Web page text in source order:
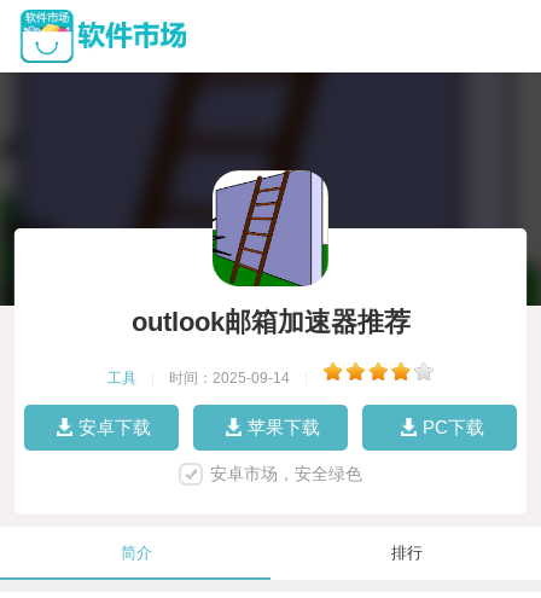
outlook邮箱加速器推荐
工具 时间：2025-09-14
安卓下载 苹果下载 PC下载
安卓市场，安全绿色
简介 排行